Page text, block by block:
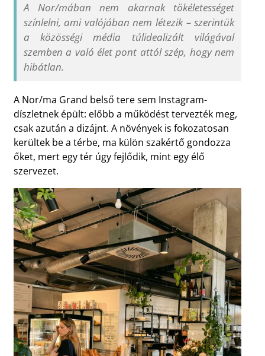
A Nor/mában nem akarnak tökéletességet
színlelni, ami valójában nem létezik – szerintük
a közösségi média túlidealizált világával
szemben a való élet pont attól szép, hogy nem
hibátlan.
A Nor/ma Grand belső tere sem Instagram-
díszletnek épült: előbb a működést tervezték meg,
csak azután a dizájnt. A növények is fokozatosan
kerültek be a térbe, ma külön szakértő gondozza
őket, mert egy tér úgy fejlődik, mint egy élő
szervezet.